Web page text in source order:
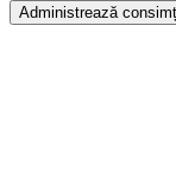
Administrează